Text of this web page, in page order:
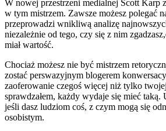
W nowej przestrzeni medialnej Scott Karp
w tym mistrzem. Zawsze możesz polegać
przeprowadzi wnikliwą analizę
niezależnie od tego, czy się z nim
miał wartość.
Chociaż możesz nie być mistrzem
zostać perswazyjnym blogerem
zaoferowanie czegoś więcej niż tylko
sprawdzałem, każdy wydaje się mieć
jeśli dasz ludziom coś, z czym mogą się
osobistym.